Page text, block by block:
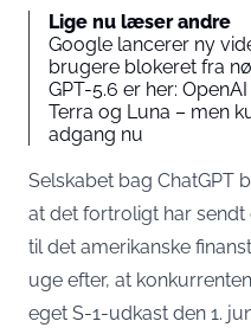
Lige nu læser andre
Google lancerer ny
brugere blokeret fra
GPT-5.6 er her:
Terra og Luna – men
adgang nu
Selskabet bag ChatGPT
at det fortroligt har
til det amerikanske
uge efter, at konkurrenten
eget S-1-udkast den 1.